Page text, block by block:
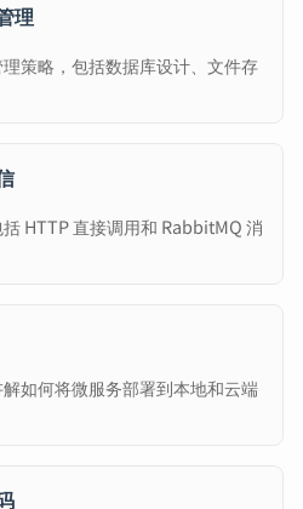
理
策略，包括数据库设计、文件存
HTTP 直接调用和 RabbitMQ 消
如何将微服务部署到本地和云端